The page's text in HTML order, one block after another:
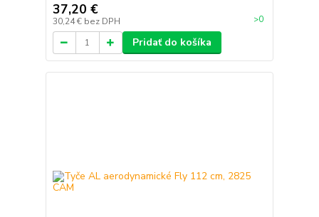
37,20 €
30,24 € bez DPH >0
Pridať do košíka